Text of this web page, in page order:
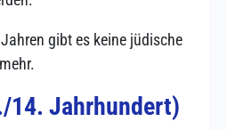
gibt es keine jüdische
Jahrhundert)